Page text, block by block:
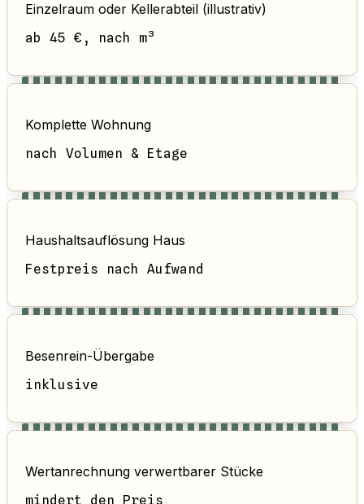
Einzelraum oder Kellerabteil (illustrativ)
ab 45 €, nach m³
Komplette Wohnung
nach Volumen & Etage
Haushaltsauflösung Haus
Festpreis nach Aufwand
Besenrein-Übergabe
inklusive
Wertanrechnung verwertbarer Stücke
mindert den Preis